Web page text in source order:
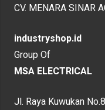
CV. MENARA SINAR
industryshop.id
Group Of
MSA ELECTRICAL
Jl. Raya Kuwukan